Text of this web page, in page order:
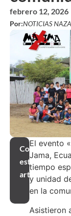
febrero 12, 2026
Por:NOTICIAS
Compartir
este
artículo
El evento
Jama,
tiempo
y unidad
en la
Asistieron